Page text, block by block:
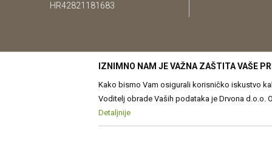
HR42821181683
Nastojimo biti što precizniji u
IZNIMNO NAM JE VAŽNA ZAŠTITA VAŠE
Kako bismo Vam osigurali korisničko iskustvo
Voditelj obrade Vaših podataka je Drvona d.o.o. Obrada Vaših
prilagođavanje sadržaja Vama. Više o podacima
Pravilima o korištenju kolačićaKolačiće u bilo
Detaljnije